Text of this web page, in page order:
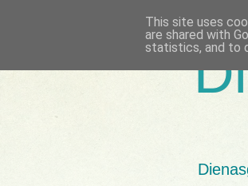
This site uses
are shared with
statistics, and to